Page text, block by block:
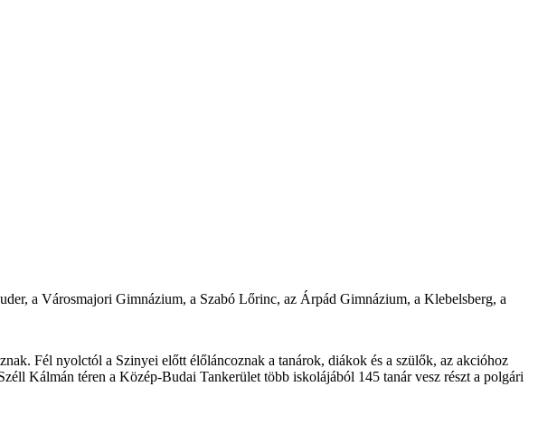
a Városmajori Gimnázium, a Szabó Lőrinc, az Árpád Gimnázium, a Klebelsberg, a
Fél nyolctól a Szinyei előtt élőláncoznak a tanárok, diákok és a szülők, az akcióhoz
Kálmán téren a Közép-Budai Tankerület több iskolájából 145 tanár vesz részt a polgári